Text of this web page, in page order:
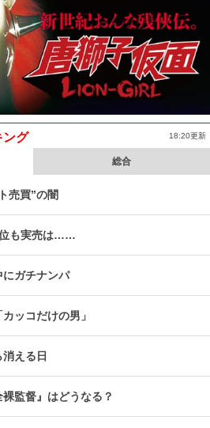
ング 18:20更新
総合
売買”の闇
位も実売は……
にガチナンパ
ッコだけの男」
える日
監督』はどうなる？